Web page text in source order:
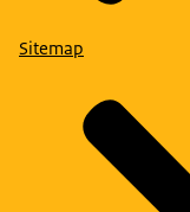
Sitemap